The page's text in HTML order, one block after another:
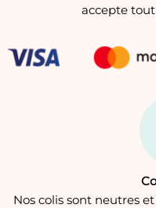
accepte
Nos colis sont neutres